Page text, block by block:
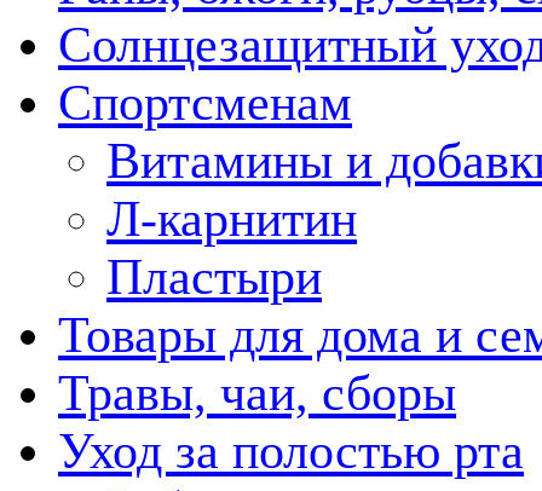
Солнцезащитный
Спортсменам
Витамины и
Л-карнитин
Пластыри
Товары для дома и
Травы, чаи, сборы
Уход за полостью рта